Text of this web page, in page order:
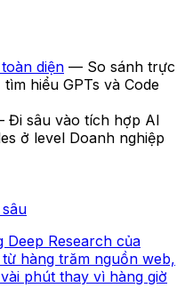
diện — So sánh trực
hiểu GPTs và Code
Đi sâu vào tích hợp AI
ở level Doanh nghiệp
Deep Research của
hàng trăm nguồn web,
phút thay vì hàng giờ